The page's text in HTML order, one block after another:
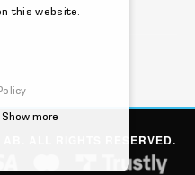
ALL RIGHTS RESERVED.
this website.
Show more